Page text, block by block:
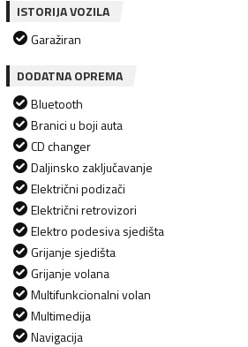
ISTORIJA VOZILA
Garažiran
DODATNA OPREMA
Bluetooth
Branici u boji auta
CD changer
Daljinsko zaključavanje
Električni podizači
Električni retrovizori
Elektro podesiva sjedišta
Grijanje sjedišta
Grijanje volana
Multifunkcionalni volan
Multimedija
Navigacija